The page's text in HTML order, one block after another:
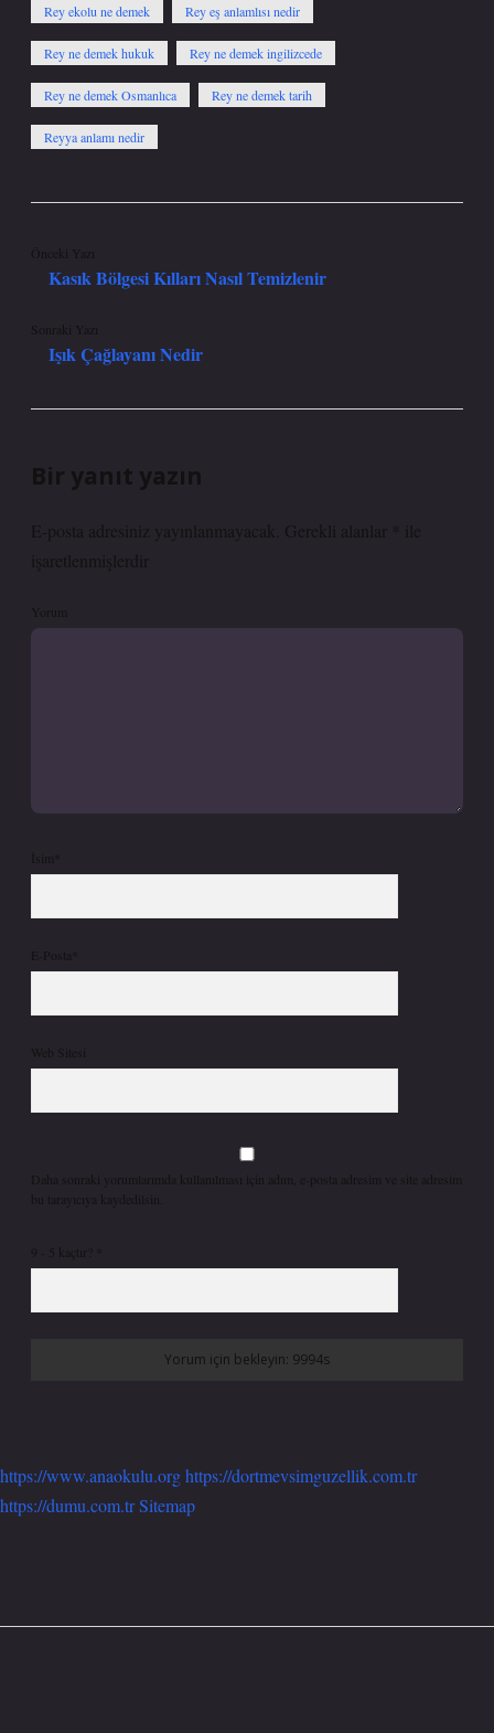
Rey ekolu ne demek Rey eş anlamlısı nedir
Rey ne demek hukuk Rey ne demek ingilizcede
Rey ne demek Osmanlıca Rey ne demek tarih
Reyya anlamı nedir
Önceki Yazı
Kasık Bölgesi Kılları Nasıl Temizlenir
Sonraki Yazı
Işık Çağlayanı Nedir
Bir yanıt yazın
E-posta adresiniz yayınlanmayacak. Gerekli alanlar
ile
işaretlenmişlerdir
Yorum
İsim*
E-Posta*
Web Sitesi
Daha sonraki yorumlarımda kullanılması için adım, e-posta adresim ve site adresim
bu tarayıcıya kaydedilsin.
9 - 5 kaçtır?
https://www.anaokulu.orghttps://dortmevsimguzellik.com.tr
https://dumu.com.trSitemap